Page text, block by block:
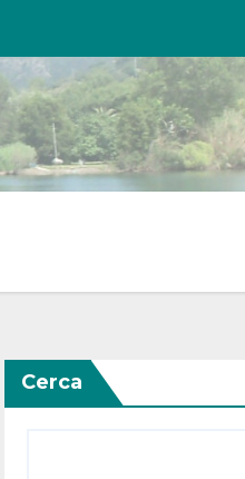
Cerca